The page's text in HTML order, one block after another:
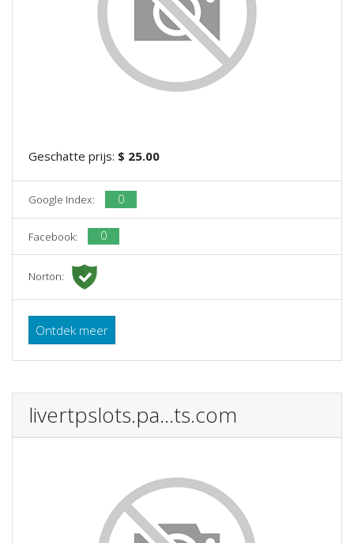
Geschatte prijs: $ 25.00
Google Index: 0
Facebook: 0
Norton:
Ontdek meer
livertpslots.pa...ts.com